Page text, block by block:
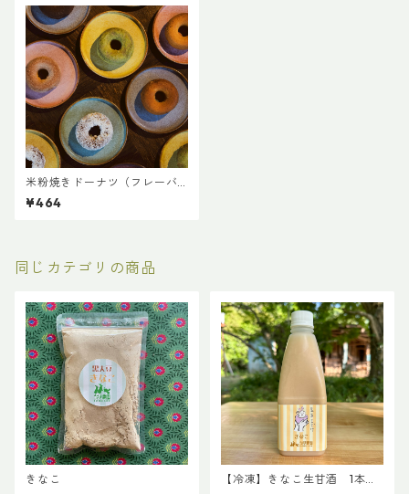
米粉焼きドーナツ（フレーバ
ー）
¥464
同じカテゴリの商品
きなこ
【冷凍】きなこ生甘酒 1本